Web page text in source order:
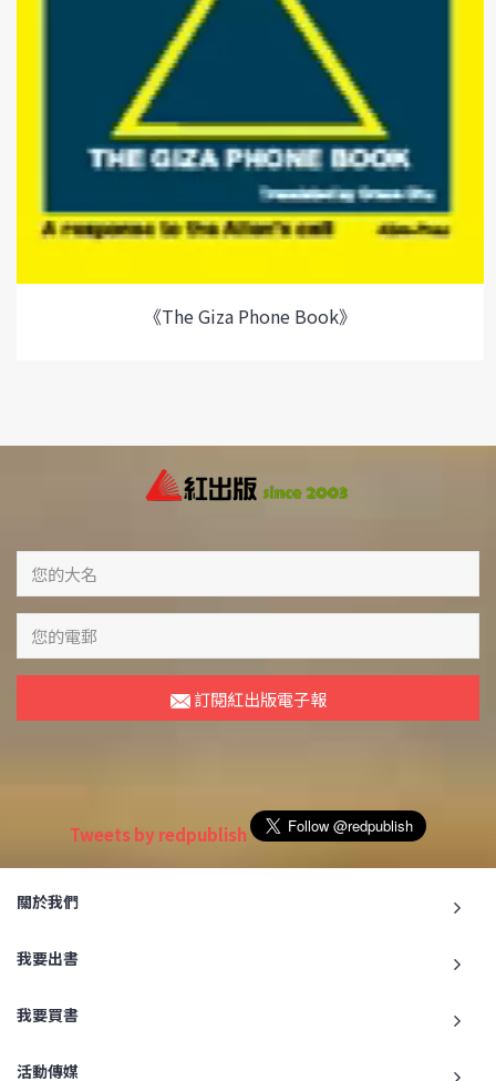
《The Giza Phone Book》
訂閱紅出版電子報
Tweets by redpublish
關於我們
我要出書
我要買書
活動傳媒